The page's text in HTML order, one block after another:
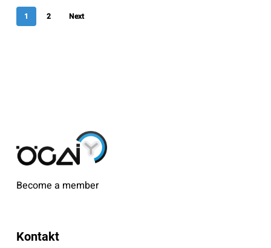
1 2 Next
Become a member
Kontakt